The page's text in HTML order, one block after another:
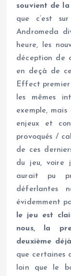
souvient de
que c’est
Andromeda
heure, les
déception de
en deçà de
Effect premier
les mêmes
exemple, mais
enjeux et
provoqués /
de ces
du jeu, voire
aurait pu
déferlantes
évidemment
le jeu est
nous, la
deuxième
que certaines
loin que le